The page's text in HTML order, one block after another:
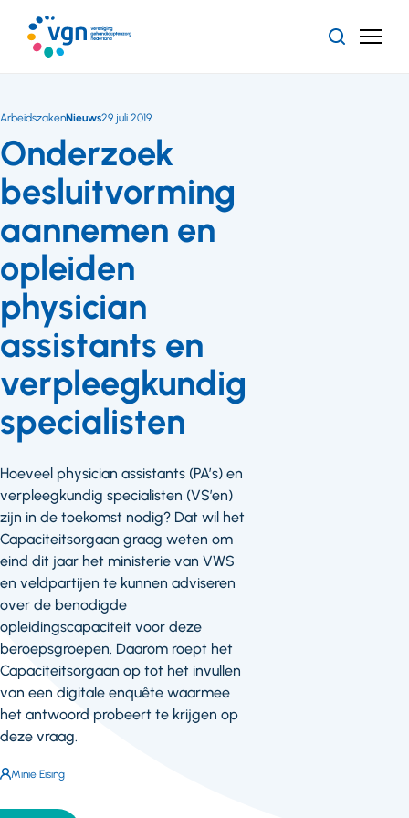
naar
hoofdinhoud
ZoekenMenu
Onderzoek
besluitvorming
aannemen en
opleiden
physician
assistants en
verpleegkundig
specialisten
ArbeidszakenNieuws29 juli 2019
Hoeveel physician assistants (PA’s) en
verpleegkundig specialisten (VS’en)
zijn in de toekomst nodig? Dat wil het
Capaciteitsorgaan graag weten om
eind dit jaar het ministerie van VWS
en veldpartijen te kunnen adviseren
over de benodigde
opleidingscapaciteit voor deze
beroepsgroepen. Daarom roept het
Capaciteitsorgaan op tot het invullen
van een digitale enquête waarmee
het antwoord probeert te krijgen op
deze vraag.
Auteur:
Minie Eising